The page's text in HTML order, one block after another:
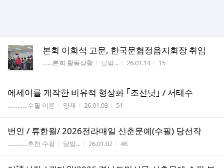
본회 이희석 고문, 한국문협정읍지회장 취임
게시판명
……본회 활동상황 작성자
달밤... 작성시간
26.01.14 조회수
15
에세이를 개작한 비유적 형상화 ｢조선낫｣ / 서태수
게시판명
…………수필 이론 작성자
양재 작성시간
26.01.03 조회수
51
번인 / 류한월/ 2026전라매일 신춘문예(수필) 당선작
게시판명
…………추천 수필 작성자
달밤... 작성시간
26.01.02 조회수
46